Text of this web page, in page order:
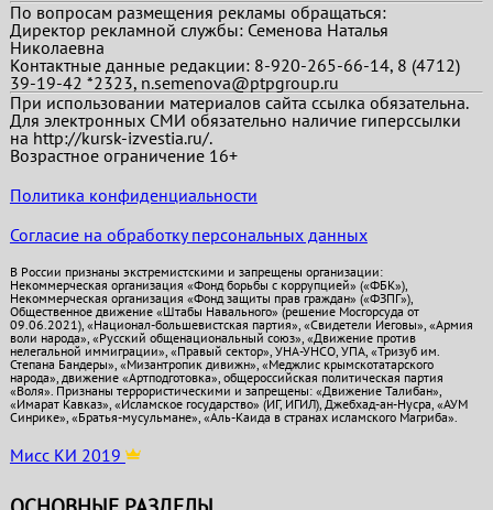
По вопросам размещения рекламы обращаться:
Директор рекламной службы: Семенова Наталья
Николаевна
Контактные данные редакции: 8-920-265-66-14, 8 (4712)
39-19-42 *2323, n.semenova@ptpgroup.ru
При использовании материалов сайта ссылка обязательна.
Для электронных СМИ обязательно наличие гиперссылки
на http://kursk-izvestia.ru/.
Возрастное ограничение 16+
Политика конфиденциальности
Согласие на обработку персональных данных
В России признаны экстремистскими и запрещены организации:
Некоммерческая организация «Фонд борьбы с коррупцией» («ФБК»),
Некоммерческая организация «Фонд защиты прав граждан» («ФЗПГ»),
Общественное движение «Штабы Навального» (решение Мосгорсуда от
09.06.2021), «Национал-большевистская партия», «Свидетели Иеговы», «Армия
воли народа», «Русский общенациональный союз», «Движение против
нелегальной иммиграции», «Правый сектор», УНА-УНСО, УПА, «Тризуб им.
Степана Бандеры», «Мизантропик дивижн», «Меджлис крымскотатарского
народа», движение «Артподготовка», общероссийская политическая партия
«Воля». Признаны террористическими и запрещены: «Движение Талибан»,
«Имарат Кавказ», «Исламское государство» (ИГ, ИГИЛ), Джебхад-ан-Нусра, «АУМ
Синрике», «Братья-мусульмане», «Аль-Каида в странах исламского Магриба».
Мисс КИ 2019